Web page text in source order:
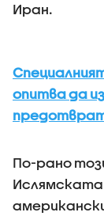
Иран.
опитва да
По-рано
Ислямската